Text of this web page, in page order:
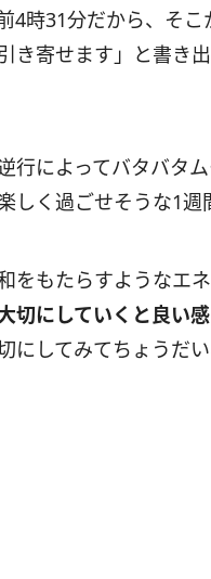
4時31分だから、そ
き寄せます」と書き
行によってバタバタ
しく過ごせそうな1週
をもたらすようなエネ
切にしていくと良い
にしてみてちょうだ